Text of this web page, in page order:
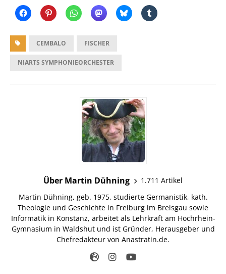
CEMBALO FISCHER
NIARTS SYMPHONIEORCHESTER
Über Martin Dühning
1.711 Artikel
Martin Dühning, geb. 1975, studierte Germanistik, kath.
Theologie und Geschichte in Freiburg im Breisgau sowie
Informatik in Konstanz, arbeitet als Lehrkraft am Hochrhein-
Gymnasium in Waldshut und ist Gründer, Herausgeber und
Chefredakteur von Anastratin.de.